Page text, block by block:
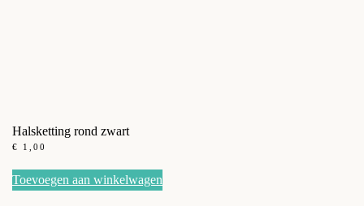
Halsketting rond zwart
€ 1,00
Toevoegen aan winkelwagen